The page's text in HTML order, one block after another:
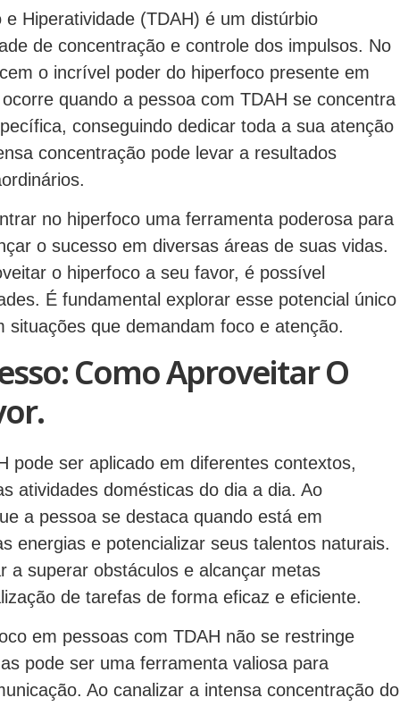
Hiperatividade (TDAH) é um distúrbio
de concentração e controle dos impulsos. No
o incrível poder do hiperfoco presente em
quando a pessoa com TDAH se concentra
conseguindo dedicar toda a sua atenção
concentração pode levar a resultados
no hiperfoco uma ferramenta poderosa para
o sucesso em diversas áreas de suas vidas.
o hiperfoco a seu favor, é possível
É fundamental explorar esse potencial único
que demandam foco e atenção.
Como Aproveitar O
pode ser aplicado em diferentes contextos,
atividades domésticas do dia a dia. Ao
a pessoa se destaca quando está em
energias e potencializar seus talentos naturais.
a superar obstáculos e alcançar metas
de tarefas de forma eficaz e eficiente.
em pessoas com TDAH não se restringe
pode ser uma ferramenta valiosa para
Ao canalizar a intensa concentração do